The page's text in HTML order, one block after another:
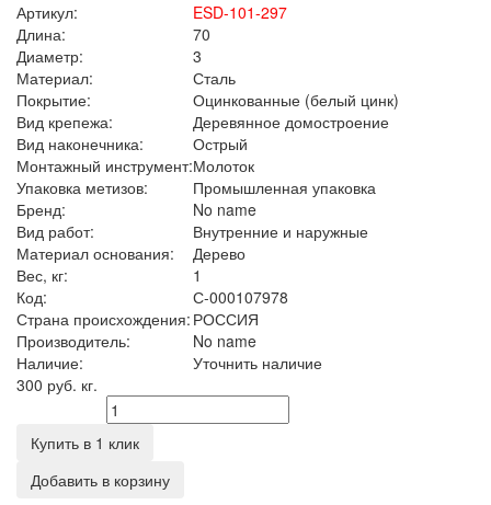
Артикул:
ESD-101-297
Длина:
70
Диаметр:
3
Материал:
Сталь
Покрытие:
Оцинкованные (белый цинк)
Вид крепежа:
Деревянное домостроение
Вид наконечника:
Острый
Монтажный инструмент:Молоток
Упаковка метизов:
Промышленная упаковка
Бренд:
No name
Вид работ:
Внутренние и наружные
Материал основания:
Дерево
Вес, кг:
1
Код:
С-000107978
Страна происхождения: РОССИЯ
Производитель:
No name
Наличие:
Уточнить наличие
300 руб. кг.
Купить в 1 клик
Добавить в корзину